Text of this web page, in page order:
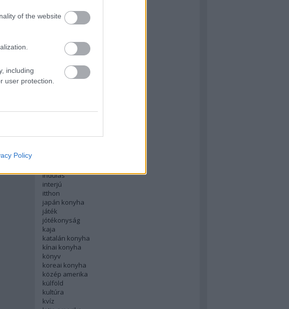
of the website
including
user protection.
Policy
bocusedor
bocuse dor
dél amerika
english
északi konyha
francia konyha
holland konyha
indulás
interjú
itthon
japán konyha
játék
jótékonyság
kaja
katalán konyha
kínai konyha
könyv
koreai konyha
közép amerika
külföld
kultúra
kvíz